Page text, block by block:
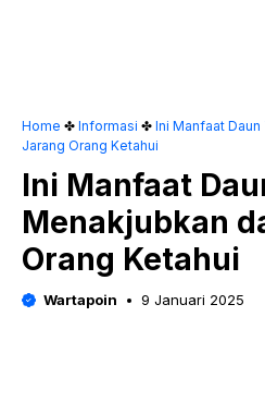
Home ✤ Informasi ✤ Ini Manfaat
Jarang Orang Ketahui
Ini Manfaat
Menakjubkan
Orang Ketahui
Wartapoin 9 Januari 2025